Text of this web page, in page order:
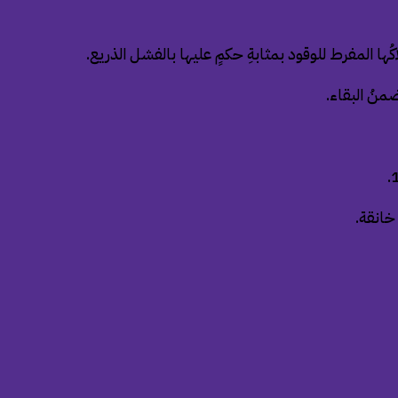
المفرط للوقود بمثابةِ حكمٍ عليها بالفشل الذريع.